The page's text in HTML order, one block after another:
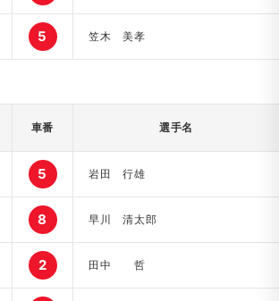
5 笠木 美孝
車番 選手名
5 岩田 行雄
8 早川 清太郎
2 田中 哲